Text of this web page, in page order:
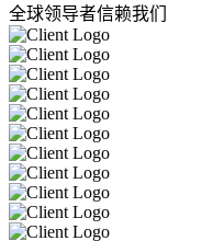
全球领导者信赖我们